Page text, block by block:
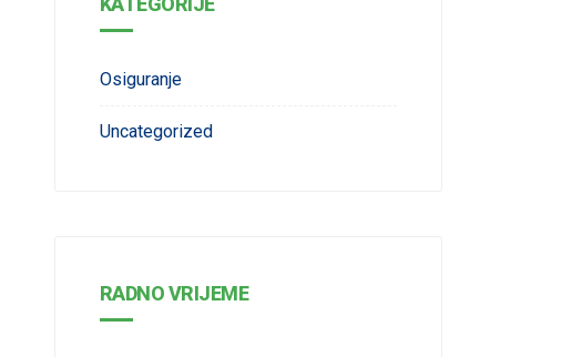
Osiguranje
Uncategorized
RADNO VRIJEME